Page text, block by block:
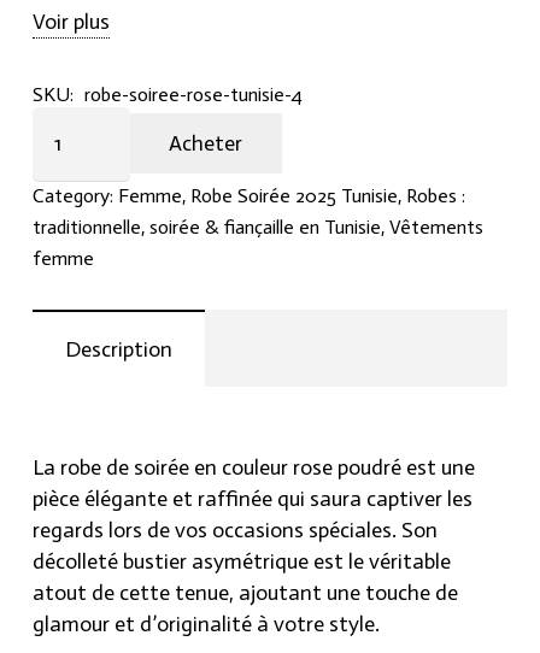
garantissant un ajustement impeccable. La teinte
rose poudré ajoute une touche subtile de couleur
événements spéciaux et les occasions formelles.
Découvrez dès aujourd’hui cette robe de soirée
sur Hraier.com.
Voir plus
SKU: robe-soiree-rose-tunisie-4
Robe
en
couleur
rose
quantity
Acheter
Category: Femme, Robe Soirée 2025 Tunisie, Robes :
traditionnelle, soirée & fiançaille en Tunisie, Vêtements
femme
Description
La robe de soirée en couleur rose poudré est une
pièce élégante et raffinée qui saura captiver les
regards lors de vos occasions spéciales. Son
décolleté bustier asymétrique est le véritable
atout de cette tenue, ajoutant une touche de
glamour et d’originalité à votre style.